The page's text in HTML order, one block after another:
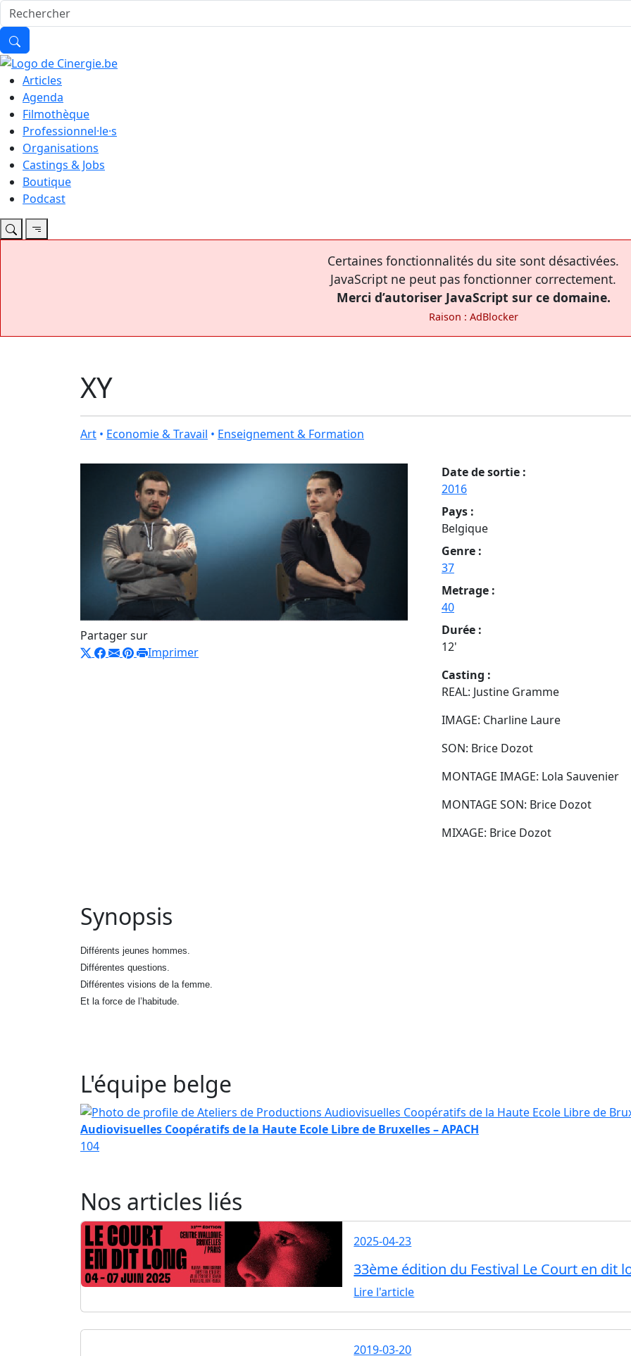
Articles
Agenda
Filmothèque
Professionnel·le·s
Organisations
Castings & Jobs
Boutique
Podcast
Certaines fonctionnalités du site sont désactivées.
JavaScript ne peut pas fonctionner correctement.
Merci d’autoriser JavaScript sur ce domaine.
Raison : AdBlocker
XY
Art • Economie & Travail • Enseignement & Formation
Partager sur
Imprimer
Date de sortie :
2016
Pays :
Belgique
Genre :
37
Metrage :
40
Durée :
12'
Casting :
REAL: Justine Gramme
IMAGE: Charline Laure
SON: Brice Dozot
MONTAGE IMAGE: Lola Sauvenier
MONTAGE SON: Brice Dozot
MIXAGE: Brice Dozot
Synopsis
Différents jeunes hommes.
Différentes questions.
Différentes visions de la femme.
Et la force de l’habitude.
L'équipe belge
Audiovisuelles Coopératifs de la Haute Ecole Libre de Bruxelles – APACH
104
Nos articles liés
2025-04-23
33ème édition du Festival Le Court en dit
Lire l'article
2019-03-20